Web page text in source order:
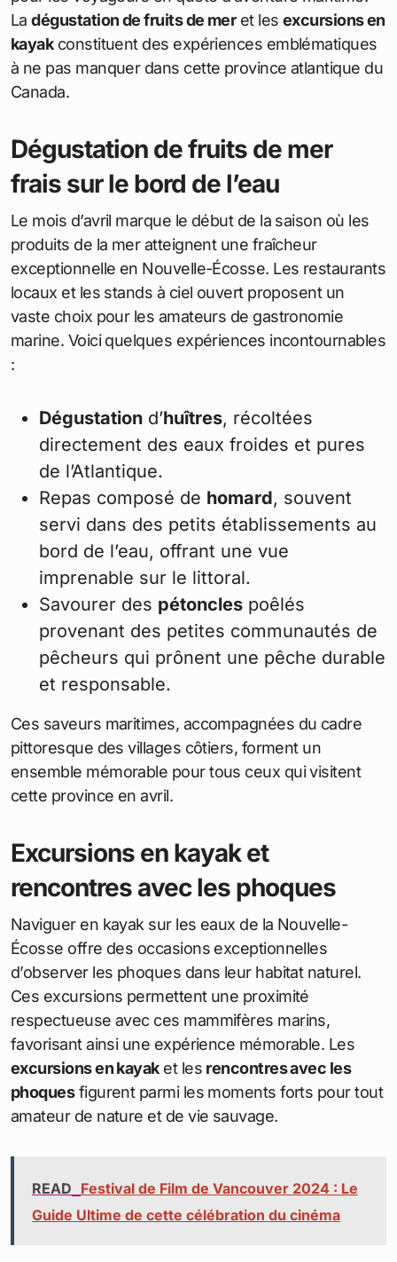
Ladégustation de fruits de meret les excursions en
kayakconstituent des expériences emblématiques
à ne pas manquer dans cette province atlantique du
Canada.
Dégustation de fruits de mer
frais sur le bord de l’eau
Le mois d’avril marque le début de la saison où les
produits de la mer atteignent une fraîcheur
exceptionnelle en Nouvelle-Écosse. Les restaurants
locaux et les stands à ciel ouvert proposent un
vaste choix pour les amateurs de gastronomie
marine. Voici quelques expériences incontournables
:
Dégustation d’huîtres, récoltées
directement des eaux froides et pures
de l’Atlantique.
Repas composé de homard, souvent
servi dans des petits établissements au
bord de l’eau, offrant une vue
imprenable sur le littoral.
Savourer des pétoncles poêlés
provenant des petites communautés de
pêcheurs qui prônent une pêche durable
et responsable.
Ces saveurs maritimes, accompagnées du cadre
pittoresque des villages côtiers, forment un
ensemble mémorable pour tous ceux qui visitent
cette province en avril.
Excursions en kayak et
rencontres avec les phoques
Naviguer en kayak sur les eaux de la Nouvelle-
Écosse offre des occasions exceptionnelles
d’observer les phoques dans leur habitat naturel.
Ces excursions permettent une proximité
respectueuse avec ces mammifères marins,
favorisant ainsi une expérience mémorable. Les
excursions en kayaket les rencontres avec les
phoquesfigurent parmi les moments forts pour tout
amateur de nature et de vie sauvage.
READ Festival de Film de Vancouver 2024 : Le
Guide Ultime de cette célébration du cinéma